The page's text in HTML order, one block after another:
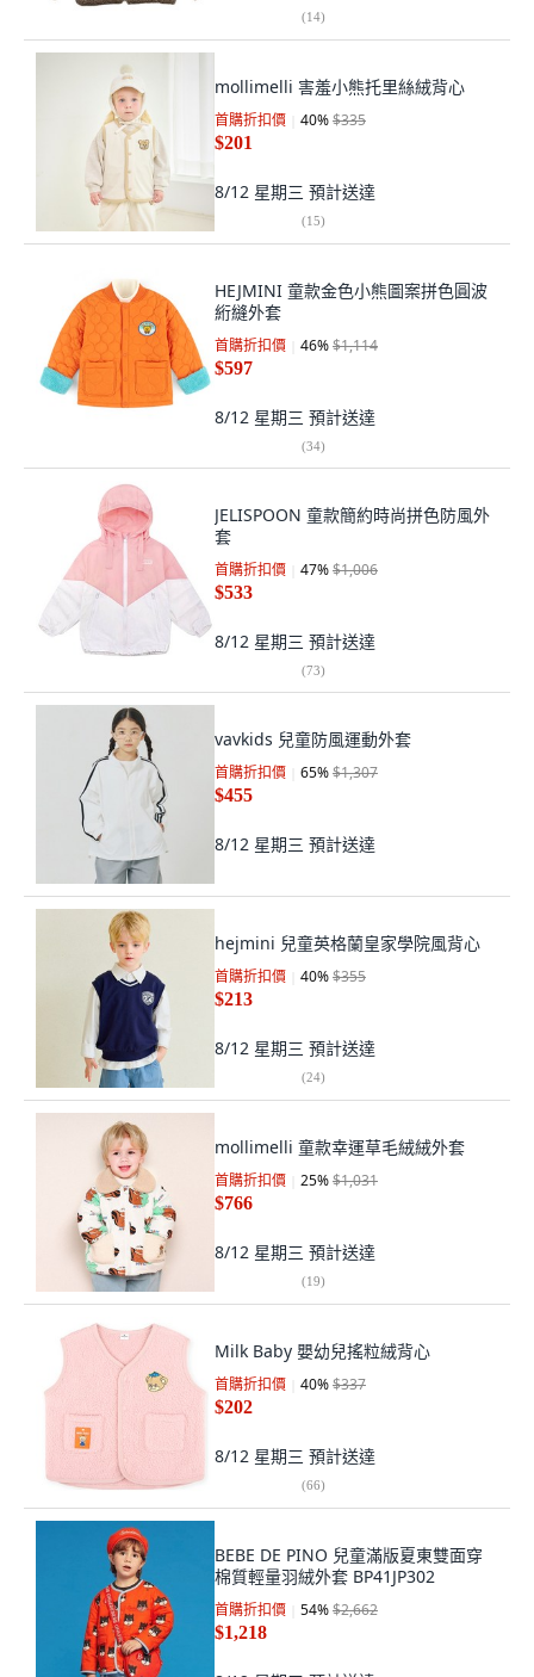
(14)
mollimelli 害羞小熊托里絲絨背心
首購折扣價 40%$335
$201
8/12 星期三 預計送達
(15)
HEJMINI 童款金色小熊圖案拼色圓波
絎縫外套
首購折扣價 46%$1,114
$597
8/12 星期三 預計送達
(34)
JELISPOON 童款簡約時尚拼色防風外
套
首購折扣價 47%$1,006
$533
8/12 星期三 預計送達
(73)
vavkids 兒童防風運動外套
首購折扣價 65%$1,307
$455
8/12 星期三 預計送達
hejmini 兒童英格蘭皇家學院風背心
首購折扣價 40%$355
$213
8/12 星期三 預計送達
(24)
mollimelli 童款幸運草毛絨絨外套
首購折扣價 25%$1,031
$766
8/12 星期三 預計送達
(19)
Milk Baby 嬰幼兒搖粒絨背心
首購折扣價 40%$337
$202
8/12 星期三 預計送達
(66)
BEBE DE PINO 兒童滿版夏東雙面穿
棉質輕量羽絨外套 BP41JP302
首購折扣價 54%$2,662
$1,218